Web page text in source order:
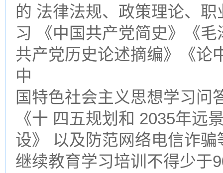
的 法律法规、政策理论、
习 《中国共产党简史》《
共产党历史论述摘编》《论
中
国特色社会主义思想学习问
《十 四五规划和 2035年远
设》 以及防范网络电信诈骗
继续教育学习培训不得少于